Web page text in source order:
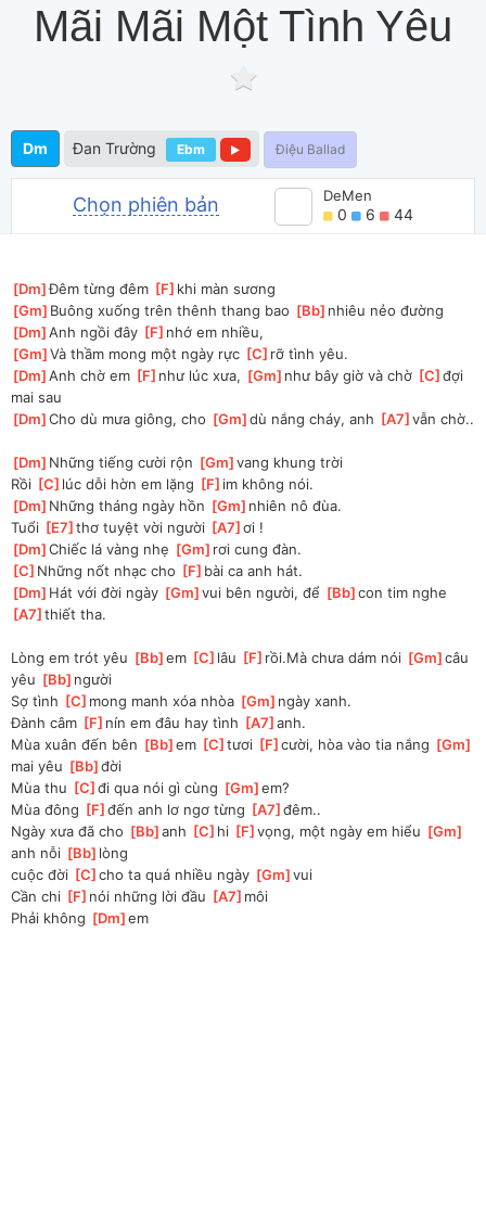
Mãi Mãi Một Tình Yêu
Dm Đan Trường Ebm Điệu Ballad
Chọn phiên bản DeMen
0 6 44
[Dm ]
Đêm từng đêm [F ]khi màn sương
[Gm ]Buông xuống trên thênh thang bao [Bb ]nhiêu nẻo đường
[Dm ]
Anh ngồi đây [F ]nhớ em nhiều,
[Gm ]
Và thầm mong một ngày rực [C ]rỡ tình yêu.
[Dm ]
Anh chờ em [F ]như lúc xưa, [Gm ]như bây giờ và chờ [C ]
đợi
mai sau
[Dm ]
Cho dù mưa giông, cho [Gm ]
dù nắng cháy, anh [A7 ]
vẫn chờ..
[Dm ]Những tiếng cười rộn [Gm ]
vang khung trời
Rồi [C ]lúc dỗi hờn em lặng [F ]im không nói.
[Dm ]Những tháng ngày hồn [Gm ]nhiên nô đùa.
Tuổi [E7 ]thơ tuyệt vời người [A7 ]
ơi !
[Dm ]
Chiếc lá vàng nhẹ [Gm ]rơi cung đàn.
[C ]Những nốt nhạc cho [F ]bài ca anh hát.
[Dm ]Hát với đời ngày [Gm ]
vui bên người, để [Bb ]
con tim nghe
A7 ]thiết tha.
Lòng em trót yêu [Bb ]
em [C ]lâu [F ]rồi.Mà chưa dám nói [Gm ]
câu
yêu [Bb ]người
Sợ tình [C ]mong manh xóa nhòa [Gm ]ngày xanh.
Đành câm [F ]nín em đâu hay tình [A7 ]
anh.
Mùa xuân đến bên [Bb ]
em [C ]tươi [F ]
cười, hòa vào tia nắng [Gm
mai yêu [Bb ]
đời
Mùa thu [C ]
đi qua nói gì cùng [Gm ]
em?
Mùa đông [F ]
đến anh lơ ngơ từng [A7 ]
đêm..
Ngày xưa đã cho [Bb ]
anh [C ]hi [F ]
vọng, một ngày em hiểu [Gm
anh nỗi [Bb ]lòng
cuộc đời [C ]
cho ta quá nhiều ngày [Gm ]
vui
Cần chi [F ]nói những lời đầu [A7 ]môi
Phải không [Dm ]
em